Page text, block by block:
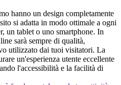
hanno un design completamente
si adatta in modo ottimale a ogni
un tablet o uno smartphone. In
sarà sempre di qualità,
utilizzato dai tuoi visitatori. La
un'esperienza utente eccellente
l'accessibilità e la facilità di